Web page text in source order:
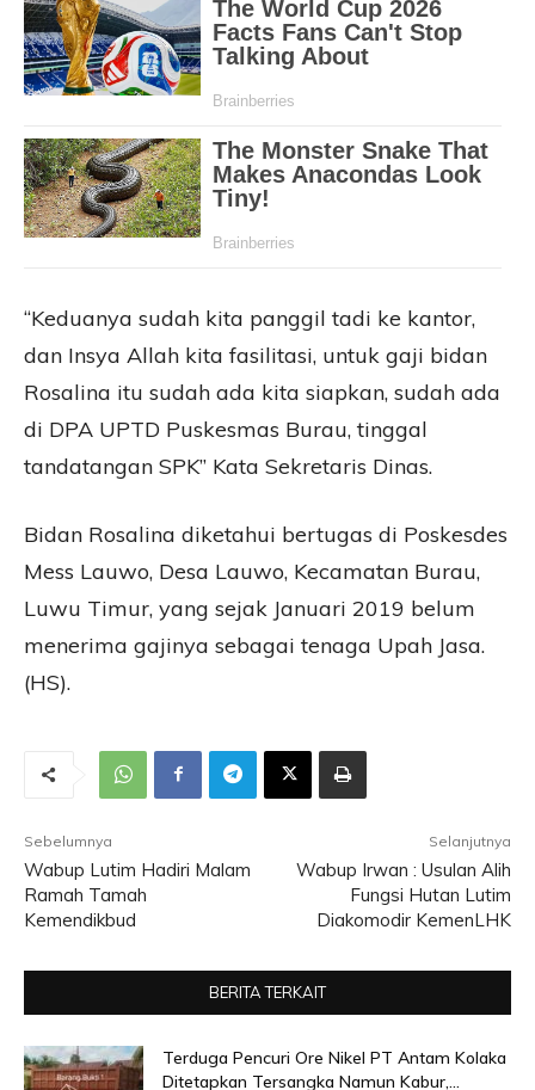
“Keduanya sudah kita panggil tadi ke kantor,
dan Insya Allah kita fasilitasi, untuk gaji bidan
Rosalina itu sudah ada kita siapkan, sudah ada
di DPA UPTD Puskesmas Burau, tinggal
tandatangan SPK” Kata Sekretaris Dinas.
Bidan Rosalina diketahui bertugas di Poskesdes
Mess Lauwo, Desa Lauwo, Kecamatan Burau,
Luwu Timur, yang sejak Januari 2019 belum
menerima gajinya sebagai tenaga Upah Jasa.
(HS).
Sebelumnya
Wabup Lutim Hadiri Malam
Ramah Tamah
Kemendikbud
Selanjutnya
Wabup Irwan : Usulan Alih
Fungsi Hutan Lutim
Diakomodir KemenLHK
BERITA TERKAIT
Terduga Pencuri Ore Nikel PT Antam Kolaka
Ditetapkan Tersangka Namun Kabur,...